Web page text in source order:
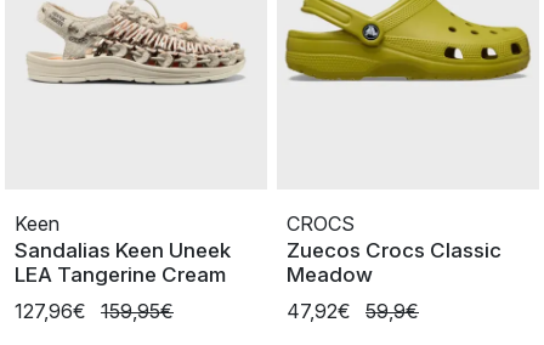
Keen
Sandalias Keen Uneek
LEA Tangerine Cream
127,96€
159,95€
CROCS
Zuecos Crocs Classic
Meadow
47,92€
59,9€